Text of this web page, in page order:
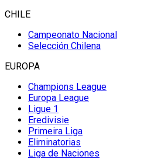
CHILE
Campeonato Nacional
Selección Chilena
EUROPA
Champions League
Europa League
Ligue 1
Eredivisie
Primeira Liga
Eliminatorias
Liga de Naciones